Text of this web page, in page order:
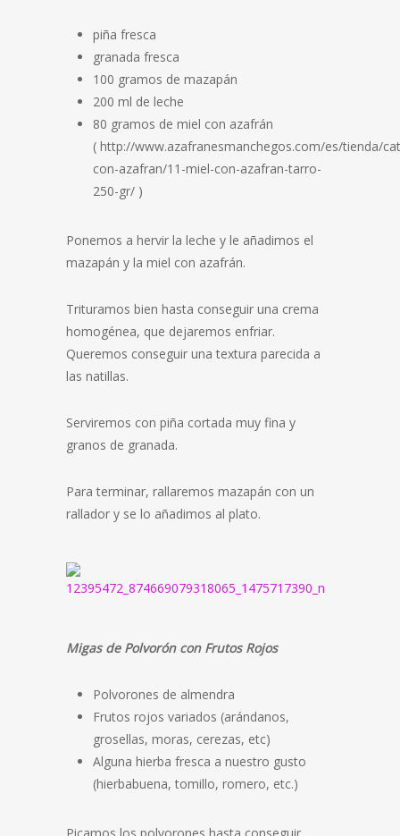
piña fresca
granada fresca
100 gramos de mazapán
200 ml de leche
80 gramos de miel con azafrán
( http://www.azafranesmanchegos.com/es/tienda/
con-azafran/11-miel-con-azafran-tarro-
250-gr/ )
Ponemos a hervir la leche y le añadimos el
mazapán y la miel con azafrán.
Trituramos bien hasta conseguir una crema
homogénea, que dejaremos enfriar.
Queremos conseguir una textura parecida a
las natillas.
Serviremos con piña cortada muy fina y
granos de granada.
Para terminar, rallaremos mazapán con un
rallador y se lo añadimos al plato.
Migas de Polvorón con Frutos Rojos
Polvorones de almendra
Frutos rojos variados (arándanos,
grosellas, moras, cerezas, etc)
Alguna hierba fresca a nuestro gusto
(hierbabuena, tomillo, romero, etc.)